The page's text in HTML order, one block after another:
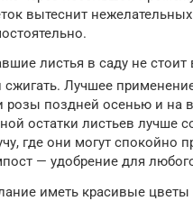
вытеснит нежелательных
листья в саду не
сжигать. Лучшее
розы поздней осенью и на
остатки листьев лучше
где они могут спокойно
— удобрение для
иметь красивые